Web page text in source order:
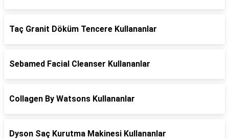
Taç Granit Döküm Tencere Kullananlar
Sebamed Facial Cleanser Kullananlar
Collagen By Watsons Kullananlar
Dyson Saç Kurutma Makinesi Kullananlar